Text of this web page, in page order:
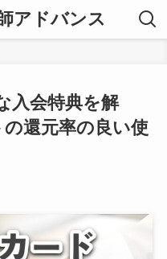
アドバンス
入会特典を解
還元率の良い使